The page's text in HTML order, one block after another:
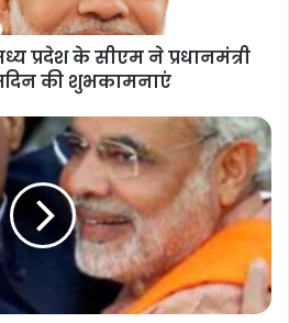
भीतर रैनी रस्म में विजय रथ की
बारिश में भी उमड़ा उत्साह
बरस तू जल्दी आ!”
होता है, जब लोग अपने प्रिय देवता को
और आशीर्वाद की कामना करते हैं।
प्रदेश के सीएम ने प्रधानमंत्री
की शुभकामनाएं